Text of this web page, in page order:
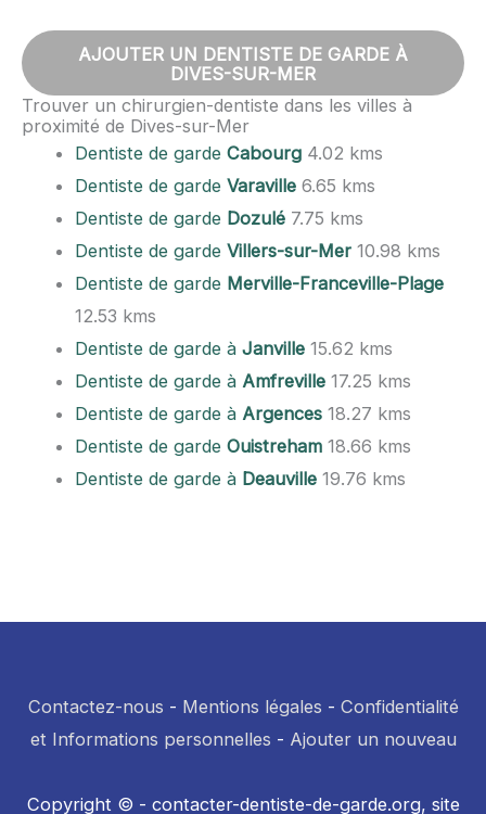
AJOUTER UN DENTISTE DE GARDE À
DIVES-SUR-MER
Trouver un chirurgien-dentiste dans les villes à
proximité de Dives-sur-Mer
Dentiste de gardeCabourg 4.02 kms
Dentiste de gardeVaraville 6.65 kms
Dentiste de garde Dozulé 7.75 kms
Dentiste de gardeVillers-sur-Mer 10.98 kms
Dentiste de garde Merville-Franceville-Plage
12.53 kms
Dentiste de garde àJanville 15.62 kms
Dentiste de garde à Amfreville 17.25 kms
Dentiste de garde à Argences 18.27 kms
Dentiste de gardeOuistreham 18.66 kms
Dentiste de garde à Deauville 19.76 kms
Contactez-nous - Mentions légales - Confidentialité
et Informations personnelles - Ajouter un nouveau
Copyright © - contacter-dentiste-de-garde.org, site